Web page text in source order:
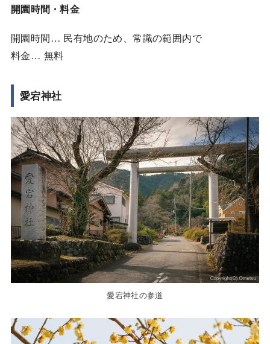
開園時間・料金
開園時間… 民有地のため、常識の範囲内で
料金… 無料
愛宕神社
愛宕神社の参道